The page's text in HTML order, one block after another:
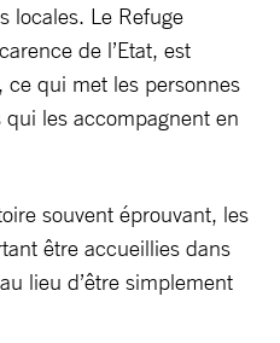
locales. Le Refuge
de l’Etat, est
qui met les personnes
qui les accompagnent en
souvent éprouvant, les
être accueillies dans
lieu d’être simplement